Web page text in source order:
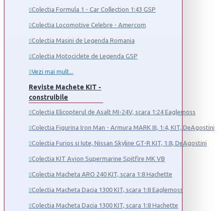
Colectia Formula 1 - Car Collection 1:43 GSP
Colectia Locomotive Celebre - Amercom
Colectia Masini de Legenda Romania
Colectia Motociclete de Legenda GSP
Vezi mai mult...
Reviste Machete KIT -
construibile
Colectia Elicopterul de Asalt MI-24V, scara 1:24 Eaglemoss
Colectia Figurina Iron Man - Armura MARK III, 1:4, KIT, DeAgostini
Colectia Furios si Iute, Nissan Skyline GT-R KIT, 1:8, DeAgostini
Colectia KIT Avion Supermarine Spitfire MK VB
Colectia Macheta ARO 240 KIT, scara 1:8 Hachette
Colectia Macheta Dacia 1300 KIT, scara 1:8 Eaglemoss
Colectia Macheta Dacia 1300 KIT, scara 1:8 Hachette